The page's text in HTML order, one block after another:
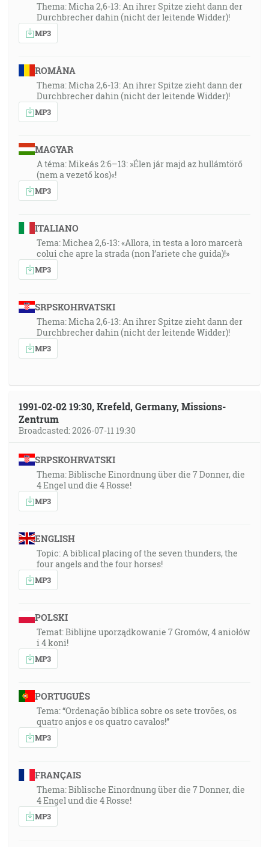
Thema: Micha 2,6-13: An ihrer Spitze zieht dann der
Durchbrecher dahin (nicht der leitende Widder)!
MP3
ROMÂNA
Thema: Micha 2,6-13: An ihrer Spitze zieht dann der
Durchbrecher dahin (nicht der leitende Widder)!
MP3
MAGYAR
A téma: Mikeás 2:6–13: »Élen jár majd az hullámtörő
(nem a vezető kos)«!
MP3
ITALIANO
Tema: Michea 2,6-13: «Allora, in testa a loro marcerà
colui che apre la strada (non l’ariete che guida)!»
MP3
SRPSKOHRVATSKI
Thema: Micha 2,6-13: An ihrer Spitze zieht dann der
Durchbrecher dahin (nicht der leitende Widder)!
MP3
1991-02-02 19:30, Krefeld, Germany, Missions-
Zentrum
Broadcasted: 2026-07-11 19:30
SRPSKOHRVATSKI
Thema: Biblische Einordnung über die 7 Donner, die
4 Engel und die 4 Rosse!
MP3
ENGLISH
Topic: A biblical placing of the seven thunders, the
four angels and the four horses!
MP3
POLSKI
Temat: Biblijne uporządkowanie 7 Gromów, 4 aniołów
i 4 koni!
MP3
PORTUGUÊS
Tema: “Ordenação bíblica sobre os sete trovões, os
quatro anjos e os quatro cavalos!”
MP3
FRANÇAIS
Thema: Biblische Einordnung über die 7 Donner, die
4 Engel und die 4 Rosse!
MP3